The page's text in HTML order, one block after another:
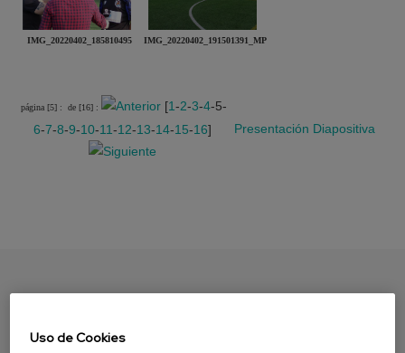
IMG_20220402_185810495 IMG_20220402_191501391_MP
página [5] : de [16] : [1-2-3-4-5-
6-7-8-9-10-11-12-13-14-15-16] Presentación Diapositiva
Uso de Cookies